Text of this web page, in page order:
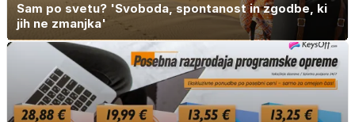
Sam po svetu? 'Svoboda, spontanost in zgodbe, ki
jih ne zmanjka'